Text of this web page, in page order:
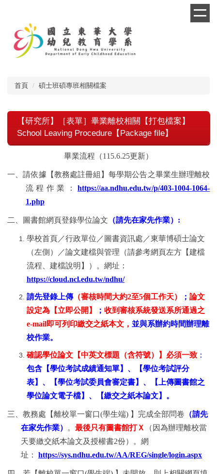
首頁 碩士班碩專班相關檔案
【研究所】［表單］畢業離校相關【打包檔案】
School Leaving Procedure【Package file】
畢業流程（115.6.25更新）
一、請依據【教務處註冊組】每學期公告之畢業生辦理離校
流程作業： https://aa.ndhu.edu.tw/p/403-1004-1064-
1.php
二、圖書館網頁登錄學位論文 （請先在家先作業）:
學校首頁／行政單位／圖書資訊處／東華博碩士論文
（左側）／論文建檔與管理（請參考網頁左方【建檔
流程、建檔說明】）。網址：
https://cloud.ncl.edu.tw/ndhu/
請先登錄上傳（審核時間大約2至5個工作天） ； 論文
設定為【立即公開】
； 收到審核系統發送系所通過之
e-mail即可列印繳交之紙本文， 並與系辦約時間辦理離
校作業。
確認學位論文【中英文標題（含符號）】必須一致 ：
包含【學位考試成績通知單】、【學位考試評分
表】、【學位考試委員會審定書】、【上傳圖書館之
學位論文電子檔】、【繳交之紙本論文】。
三、教務處【離校單一窗口(學生端) 】完成全部問卷 （請先
在家先作業）
。 最後只有圖書館打Ｘ
（因為辦理離校當
天要繳交紙本論文及授權書2份）。 網
址：
https://sys.ndhu.edu.tw/AA/REG/single/login.aspx